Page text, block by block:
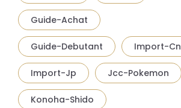
Guide-Achat
Guide-Debutant Import-Cn
Import-Jp Jcc-Pokemon
Konoha-Shido